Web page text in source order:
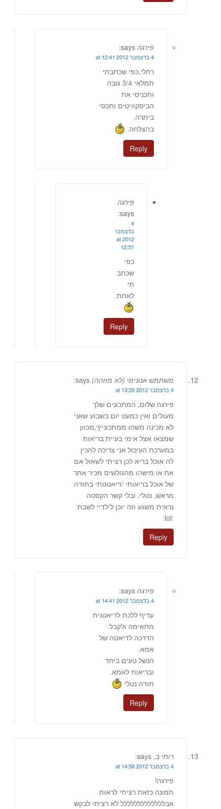
פירגה says:
4 בדצמבר 2012 at 12:41
רחלי,כפי שכתבתי
תמלאי 3/4 גובה
ותכניסי את
הביסקוויטים ותכסי
ביתרה.
בהצלחה.
Reply
פירגה
says:
4
בדצמבר
2012 at
12:51
כפי
שכתב
תי
לאחת.
Reply
משתמש אנונימי (לא מזוהה) says:
4 בדצמבר 2012 at 13:26
פירגה שלום, המתכונים שלך
מעולים ואין כמעט יום בשבוע שאני
לא מכינה משהו ממתכונייך,מכוון
שמצאו אצל אימי בעיית בריאות
במערכת העיכול אני צריכה להכין
לה אוכל בריא לכן רציתי לשאול אם
את או מישהו מהגולשים מכיר אתר
של אוכל בריאותי /דיאטטתי בתודה
מראש, נטלי. ובלי קשר הקסטה
נראית משגע וזה יוכן לילדיי לשבת
:lol:
Reply
פירגה says:
4 בדצמבר 2012 at 14:41
עדיף ללכת לדיאטנית
מתאימה ולקבל
הדרכה לדיאטה של
אמא.
הנשל טעים ביחד
ובריאות לאמא.
תודה נטלי
Reply
רותי ב. says:
4 בדצמבר 2012 at 14:56
פירגה!
תמונה כזאת רציתי לראות
אבללללללללללללל לא רציתי לבקש